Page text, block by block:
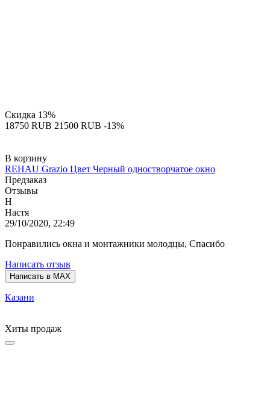
Скидка 13%
‍18750‍ RUB ‍21500‍ RUB -13%
В корзину
REHAU Grazio Цвет Черный одностворчатое окно
Предзаказ
Отзывы
Н
Настя
29/10/2020, 22:49
Понравились окна и монтажники молодцы, Спасибо
Написать отзыв
Написать в MAX
Казани
Хиты продаж